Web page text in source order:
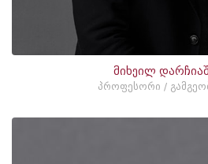
მიხეილ
პროფესორი /